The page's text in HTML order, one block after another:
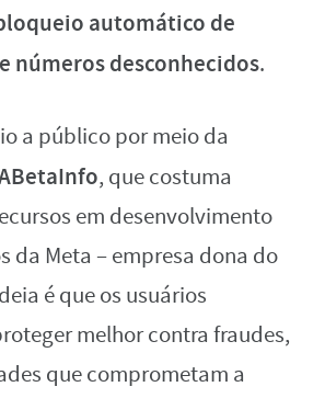
automático de
números desconhecidos.
a público por meio da
, que costuma
em desenvolvimento
da Meta – empresa dona do
é que os usuários
melhor contra fraudes,
que comprometam a